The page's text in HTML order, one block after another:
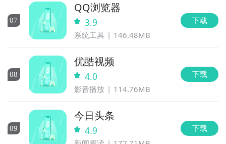
07
QQ浏览器
3.9
系统工具 146.48MB
下载
08
优酷视频
4.0
影音播放 114.76MB
下载
09
今日头条
4.9 下载